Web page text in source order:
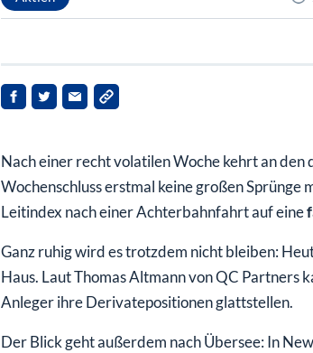
Nach einer recht volatilen Woche kehrt an
Wochenschluss erstmal keine großen
Leitindex nach einer Achterbahnfahrt auf eine
Ganz ruhig wird es trotzdem nicht bleiben:
Haus. Laut Thomas Altmann von QC Partners
Anleger ihre Derivatepositionen glattstellen.
Der Blick geht außerdem nach Übersee: In